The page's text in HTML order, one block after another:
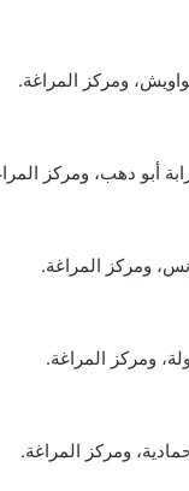
ومركز المراغة.
أبو دهب، ومركز
ومركز المراغة.
ومركز المراغة.
ومركز المراغة.